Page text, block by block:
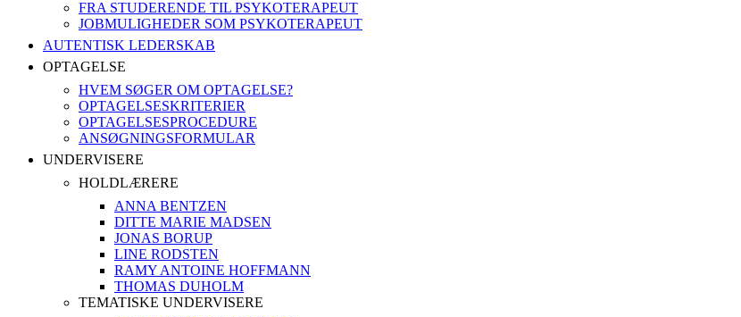
FRA STUDERENDE TIL PSYKOTERAPEUT
JOBMULIGHEDER SOM PSYKOTERAPEUT
AUTENTISK LEDERSKAB
OPTAGELSE
HVEM SØGER OM OPTAGELSE?
OPTAGELSESKRITERIER
OPTAGELSESPROCEDURE
ANSØGNINGSFORMULAR
UNDERVISERE
HOLDLÆRERE
ANNA BENTZEN
DITTE MARIE MADSEN
JONAS BORUP
LINE RODSTEN
RAMY ANTOINE HOFFMANN
THOMAS DUHOLM
TEMATISKE UNDERVISERE